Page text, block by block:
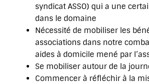
syndicat ASSO) qui a une
dans le domaine
Nécessité de mobiliser les
associations dans notre
aides à domicile mené par
Se mobiliser autour de la
Commencer à réfléchir à la